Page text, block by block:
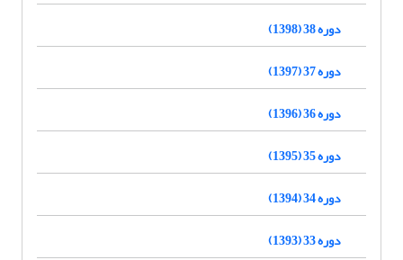
دوره 38 (1398)
دوره 37 (1397)
دوره 36 (1396)
دوره 35 (1395)
دوره 34 (1394)
دوره 33 (1393)